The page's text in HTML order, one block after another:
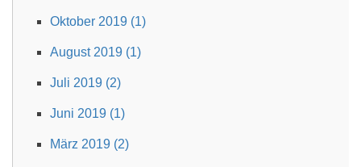
Oktober 2019 (1)
August 2019 (1)
Juli 2019 (2)
Juni 2019 (1)
März 2019 (2)